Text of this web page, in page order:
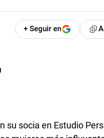
+ Seguir en
socia en Estudio